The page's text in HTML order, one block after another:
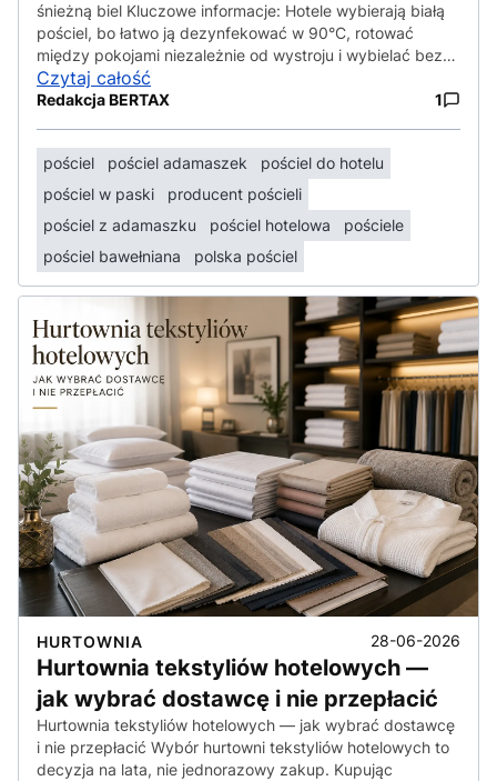
śnieżną biel Kluczowe informacje: Hotele wybierają białą
pościel, bo łatwo ją dezynfekować w 90°C, rotować
między pokojami niezależnie od wystroju i wybielać bez…
Czytaj całość
Redakcja BERTAX 1
pościel pościel adamaszek
pościel do hotelu
pościel w paski
producent pościeli
pościel z adamaszku
pościel hotelowa
pościele
pościel bawełniana
polska pościel
HURTOWNIA 28-06-2026
Hurtownia tekstyliów hotelowych —
jak wybrać dostawcę i nie przepłacić
Hurtownia tekstyliów hotelowych — jak wybrać dostawcę
i nie przepłacić Wybór hurtowni tekstyliów hotelowych to
decyzja na lata, nie jednorazowy zakup. Kupując